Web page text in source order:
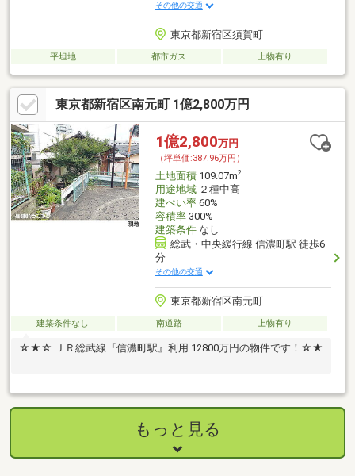
その他の交通
東京都新宿区須賀町
平坦地 都市ガス 上物有り
東京都新宿区南元町 1億2,800万円
1億2,800万円
（坪単価:387.96万円）
土地面積109.07m2
用途地域２種中高
建ぺい率60%
容積率300%
建築条件なし
総武・中央緩行線 信濃町駅 徒歩6
分
その他の交通
東京都新宿区南元町
建築条件なし 南道路 上物有り
☆★☆ ＪＲ総武線『信濃町駅』利用 12800万円の物件です！☆★
もっと見る